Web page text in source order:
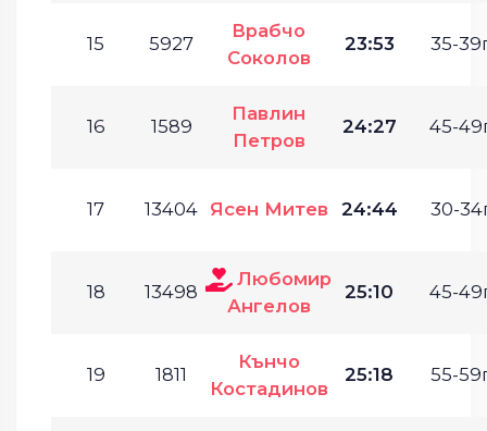
15 5927
Врабчо
Соколов
23:53 35-
16 1589
Павлин
Петров
24:27 45-
17 13404 Ясен Митев 24:44 30-
18 13498
Любомир
Ангелов
25:10 45-
19 1811
Кънчо
Костадинов
25:18 55-